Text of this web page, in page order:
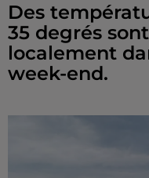
Des
35 degrés
localement
week-end.